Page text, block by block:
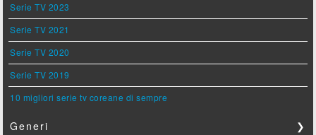
Serie TV 2023
Serie TV 2021
Serie TV 2020
Serie TV 2019
10 migliori serie tv coreane di sempre
Generi ❯